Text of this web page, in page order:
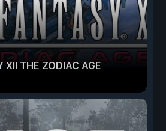
XII THE ZODIAC AGE